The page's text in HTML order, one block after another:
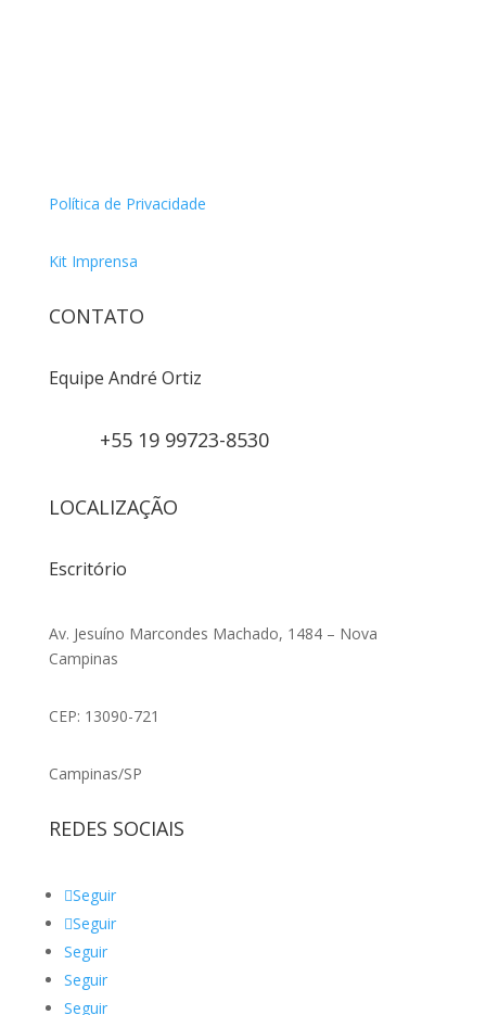
Política de Privacidade
Kit Imprensa
CONTATO
Equipe André Ortiz
+55 19 99723-8530
LOCALIZAÇÃO
Escritório
Av. Jesuíno Marcondes Machado, 1484 – Nova
Campinas
CEP: 13090-721
Campinas/SP
REDES SOCIAIS
Seguir
Seguir
Seguir
Seguir
Seguir